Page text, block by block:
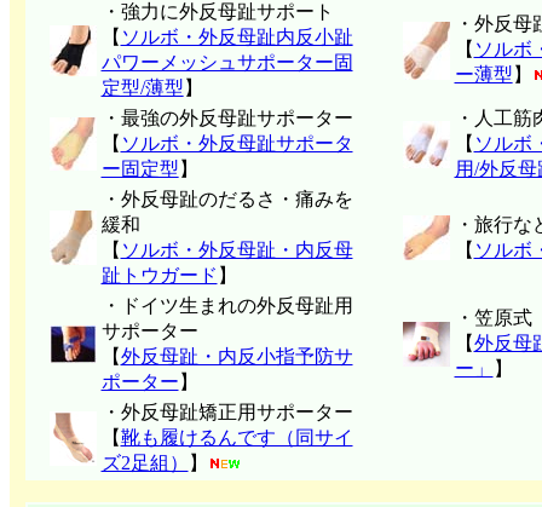
・強力に外反母趾サポート
【 ソルボ・外反母趾内反小趾
パワーメッシュサポーター固
定型/薄型 】
・外反
【 ソルボ
ー薄型 】
・最強の外反母趾サポーター
【 ソルボ・外反母趾サポータ
ー固定型 】
・人工筋
【 ソルボ
用/外反
・外反母趾のだるさ・痛みを
緩和
【 ソルボ・外反母趾・内反母
趾トウガード 】
・旅行な
【 ソルボ
・ドイツ生まれの外反母趾用
サポーター
【外反母趾・内反小指予防サ
ポーター 】
・笠原式
【外反母
ー」
】
・外反母趾矯正用サポーター
【靴も履けるんです（同サイ
ズ2足組）
】